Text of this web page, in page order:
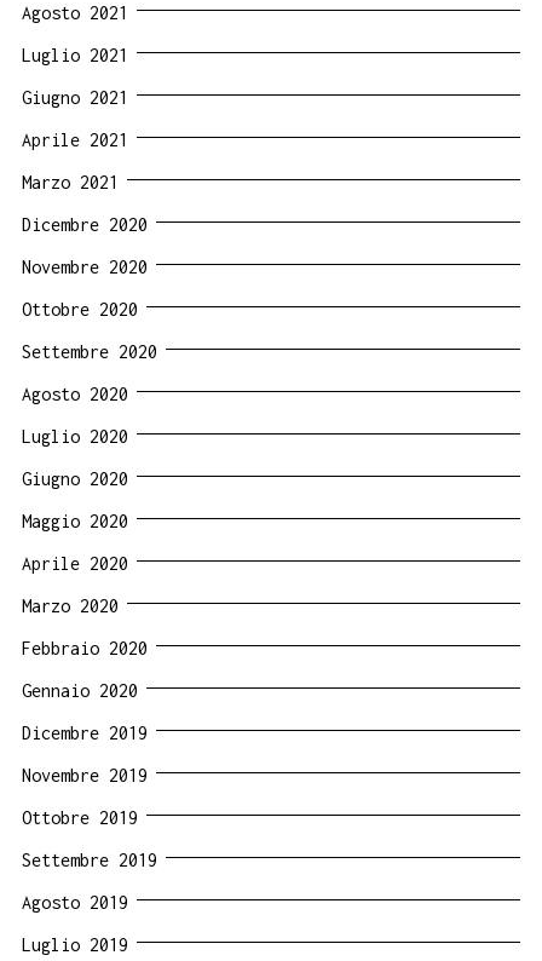
Agosto 2021
Luglio 2021
Giugno 2021
Aprile 2021
Marzo 2021
Dicembre 2020
Novembre 2020
Ottobre 2020
Settembre 2020
Agosto 2020
Luglio 2020
Giugno 2020
Maggio 2020
Aprile 2020
Marzo 2020
Febbraio 2020
Gennaio 2020
Dicembre 2019
Novembre 2019
Ottobre 2019
Settembre 2019
Agosto 2019
Luglio 2019